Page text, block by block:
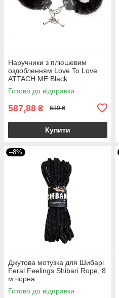
Наручники з плюшевим
оздобленням Love To Love
ATTACH ME Black
Готово до відправки
587,88 ₴ 639 ₴
Купити
–8%
Джутова мотузка для Шибарі
Feral Feelings Shibari Rope, 8
м чорна
Готово до відправки